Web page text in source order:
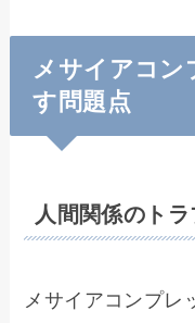
メサイアコン
す問題点
人間関係のト
メサイアコンプレ